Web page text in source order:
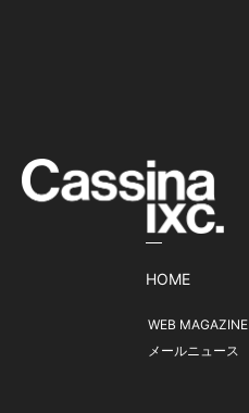
HOME
WEB MAGAZINE
メールニュース